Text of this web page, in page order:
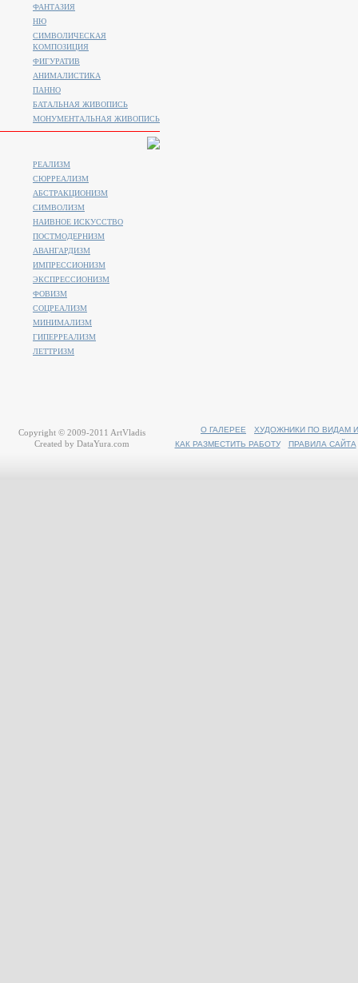
ФАНТАЗИЯ
НЮ
СИМВОЛИЧЕСКАЯ
КОМПОЗИЦИЯ
ФИГУРАТИВ
АНИМАЛИСТИКA
ПАННО
БАТАЛЬНАЯ ЖИВОПИСЬ
МОНУМЕНТАЛЬНАЯ ЖИВОПИСЬ
РЕАЛИЗМ
СЮРРЕАЛИЗМ
АБСТРАКЦИОНИЗМ
СИМВОЛИЗМ
НАИВНОЕ ИСКУССТВО
ПОСТМОДЕРНИЗМ
АВАНГАРДИЗМ
ИМПРЕССИОНИЗМ
ЭКСПРЕССИОНИЗМ
ФОВИЗМ
СОЦРЕАЛИЗМ
МИНИМАЛИЗМ
ГИПЕРРЕАЛИЗМ
ЛЕТТРИЗМ
О ГАЛЕРЕЕ
ХУДОЖНИКИ ПО ВИДАМ
КАК РАЗМЕСТИТЬ РАБОТУ
ПРАВИЛА САЙТА
Copyright © 2009-2011 ArtVladis
Created by DataYura.com